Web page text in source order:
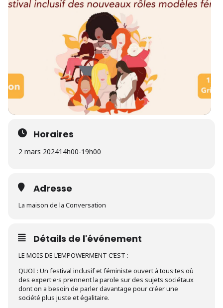
Horaires
2 mars 202414h00-19h00
Adresse
La maison de la Conversation
Détails de l'événement
LE MOIS DE L’EMPOWERMENT C’EST :
QUOI : Un festival inclusif et féministe ouvert à tous·tes où
des expert·e·s prennent la parole sur des sujets sociétaux
dont on a besoin de parler davantage pour créer une
société plus juste et égalitaire.